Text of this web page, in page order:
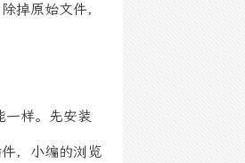
掉原始文件，
一样。先安装
，小编的浏览